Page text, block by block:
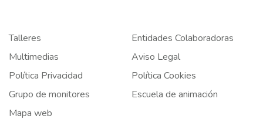
Talleres
Entidades Colaboradoras
Multimedias
Aviso Legal
Política Privacidad
Política Cookies
Grupo de monitores
Escuela de animación
Mapa web